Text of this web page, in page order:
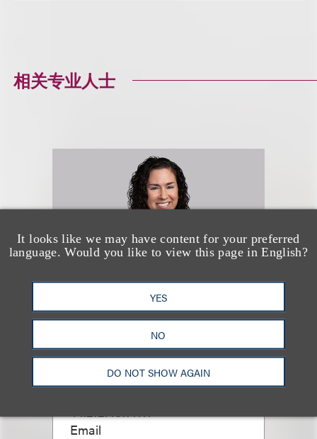
It looks like we may have content for your preferred
language. Would you like to view this page in English?
YES
NO
DO NOT SHOW AGAIN
相关专业人士
Cassie Vertovec
Chief Practice Management
Officer
+1.212.407.4111
Email